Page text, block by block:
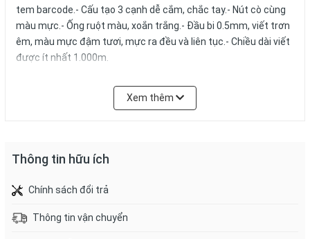
tem barcode.- Cấu tạo 3 cạnh dễ cắm, chắc tay.- Nút cò cùng
màu mực.- Ống ruột màu, xoắn trắng.- Đầu bi 0.5mm, viết trơn
êm, màu mực đậm tươi, mực ra đều và liên tục.- Chiều dài viết
được ít nhất 1.000m.
- QUY CÁCH: 20 CÂY/HỘP
Bảo quản:
Bảo quản nơi khô ráo, thoáng mát.
Xem thêm
Thông tin hữu ích
Chính sách đổi trả
Thông tin vận chuyển